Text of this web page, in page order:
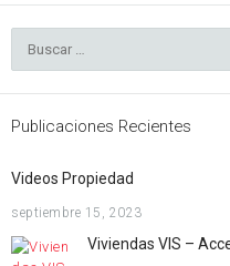
Publicaciones Recientes
Videos Propiedad
septiembre 15, 2023
Viviendas VIS –